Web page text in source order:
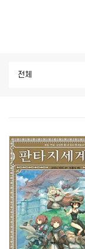
전체